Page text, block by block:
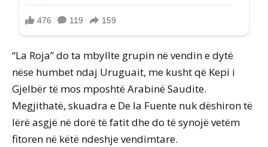
“La Roja” do ta mbyllte grupin në vendin e dytë
nëse humbet ndaj Uruguait, me kusht që Kepi i
Gjelbër të mos mposhtë Arabinë Saudite.
Megjithatë, skuadra e De la Fuente nuk dëshiron të
lërë asgjë në dorë të fatit dhe do të synojë vetëm
fitoren në këtë ndeshje vendimtare.